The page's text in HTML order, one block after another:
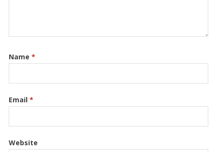
Name *
Email *
Website